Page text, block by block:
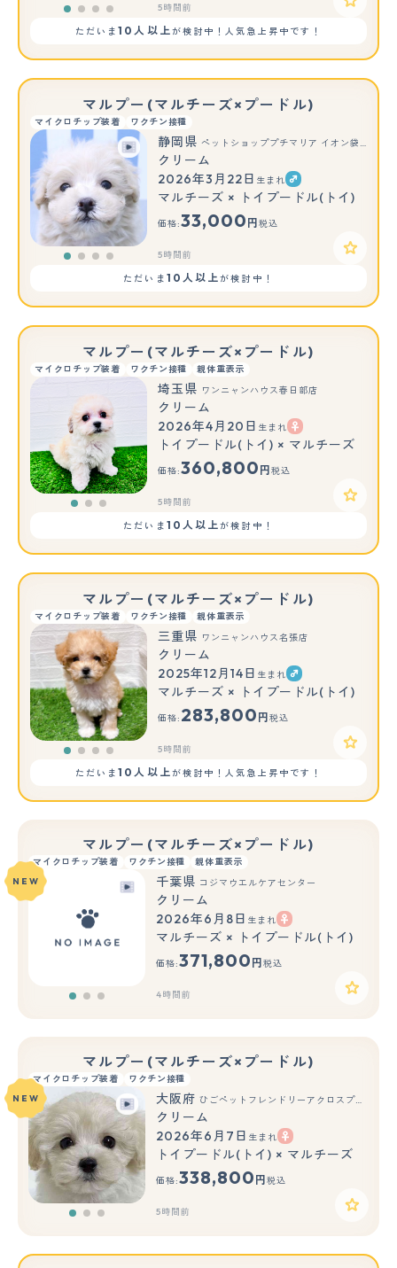
5時間前
ただいま10人以上が検討中！人気急上昇中です！
マルプー(マルチーズ×プードル)
マイクロチップ装着 ワクチン接種
静岡県 ペットショッププチマリア イオン袋井店
クリーム
2026年3月22日 生まれ
マルチーズ × トイプードル(トイ)
価格:33,000 円 税込
5時間前
ただいま 10人以上が検討中！
マルプー(マルチーズ×プードル)
マイクロチップ装着 ワクチン接種 親体重表示
もっと見る
埼玉県 ワンニャンハウス春日部店
クリーム
2026年4月20日 生まれ
トイプードル(トイ) × マルチーズ
価格:360,800 円 税込
5時間前
ただいま 10人以上が検討中！
マルプー(マルチーズ×プードル)
マイクロチップ装着 ワクチン接種 親体重表示
三重県 ワンニャンハウス名張店
クリーム
2025年12月14日 生まれ
マルチーズ × トイプードル(トイ)
価格: 283,800 円 税込
5時間前
ただいま10人以上が検討中！人気急上昇中です！
マルプー(マルチーズ×プードル)
マイクロチップ装着 ワクチン接種 親体重表示
もっと見る
NEW 千葉県 コジマウエルケアセンター
クリーム
2026年6月8日 生まれ
マルチーズ × トイプードル(トイ)
価格:371,800 円 税込
4時間前
マルプー(マルチーズ×プードル)
マイクロチップ装着 ワクチン接種
もっと見る
NEW 大阪府 ひごペットフレンドリーアクロスプラザ住之江店
クリーム
2026年6月7日 生まれ
トイプードル(トイ) × マルチーズ
価格:338,800 円 税込
5時間前